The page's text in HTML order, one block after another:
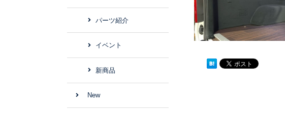
パーツ紹介
イベント
新商品
New